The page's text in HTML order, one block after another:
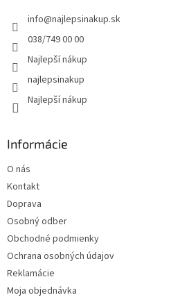
info@najlepsinakup.sk
038/749 00 00
Najlepší nákup
najlepsinakup
Najlepší nákup
Informácie
O nás
Kontakt
Doprava
Osobný odber
Obchodné podmienky
Ochrana osobných údajov
Reklamácie
Moja objednávka